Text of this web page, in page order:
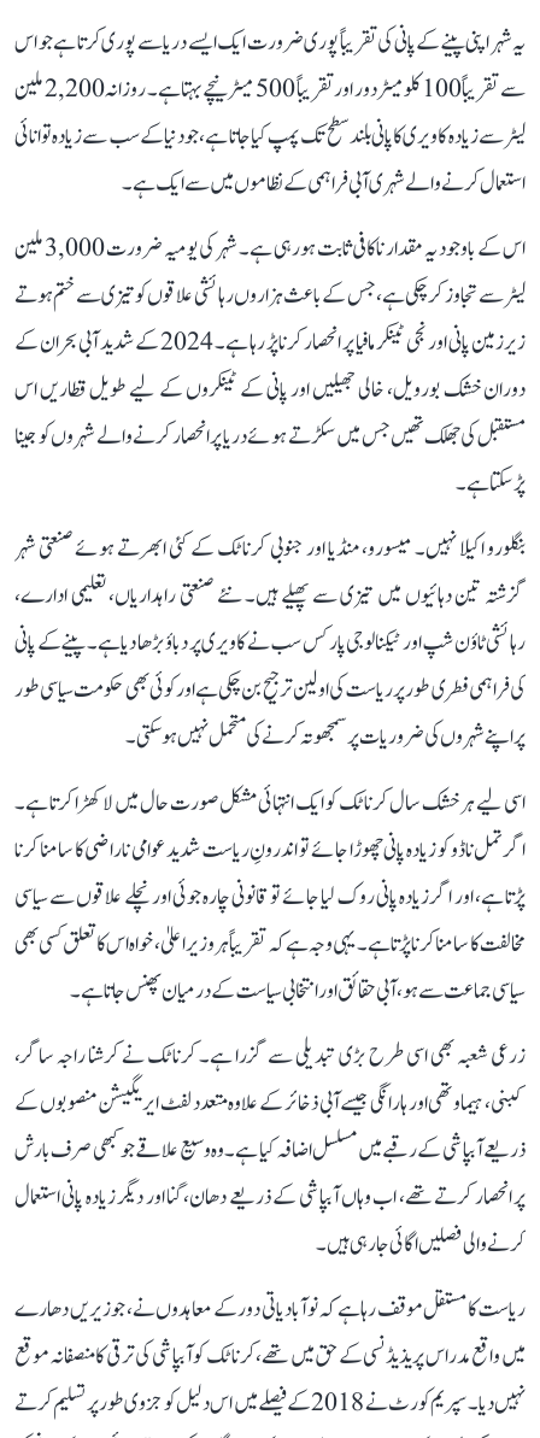
یہ شہر اپنی پینے کے پانی کی تقریباً پوری ضرورت ایک ایسے دریا سے پوری کرتا ہے جو اس
سے تقریباً 100 کلومیٹر دور اور تقریباً 500 میٹر نیچے بہتا ہے۔ روزانہ 2,200 ملین
لیٹر سے زیادہ کاویری کا پانی بلند سطح تک پمپ کیا جاتا ہے، جو دنیا کے سب سے زیادہ توانائی
استعمال کرنے والے شہری آبی فراہمی کے نظاموں میں سے ایک ہے۔
اس کے باوجود یہ مقدار ناکافی ثابت ہو رہی ہے۔ شہر کی یومیہ ضرورت 3,000 ملین
لیٹر سے تجاوز کر چکی ہے، جس کے باعث ہزاروں رہائشی علاقوں کو تیزی سے ختم ہوتے
زیرزمین پانی اور نجی ٹینکر مافیا پر انحصار کرنا پڑ رہا ہے۔ 2024 کے شدید آبی بحران کے
دوران خشک بورویل، خالی جھیلیں اور پانی کے ٹینکروں کے لیے طویل قطاریں اس
مستقبل کی جھلک تھیں جس میں سکڑتے ہوئے دریا پر انحصار کرنے والے شہروں کو جینا
پڑ سکتا ہے۔
بنگلورو اکیلا نہیں۔ میسورو، منڈیا اور جنوبی کرناٹک کے کئی ابھرتے ہوئے صنعتی شہر
گزشتہ تین دہائیوں میں تیزی سے پھیلے ہیں۔ نئے صنعتی راہداریاں، تعلیمی ادارے،
رہائشی ٹاؤن شپ اور ٹیکنالوجی پارکس سب نے کاویری پر دباؤ بڑھا دیا ہے۔ پینے کے پانی
کی فراہمی فطری طور پر ریاست کی اولین ترجیح بن چکی ہے اور کوئی بھی حکومت سیاسی طور
پر اپنے شہروں کی ضروریات پر سمجھوتہ کرنے کی متحمل نہیں ہو سکتی۔
اسی لیے ہر خشک سال کرناٹک کو ایک انتہائی مشکل صورت حال میں لا کھڑا کرتا ہے۔
اگر تمل ناڈو کو زیادہ پانی چھوڑا جائے تو اندرونِ ریاست شدید عوامی ناراضی کا سامنا کرنا
پڑتا ہے، اور اگر زیادہ پانی روک لیا جائے تو قانونی چارہ جوئی اور نچلے علاقوں سے سیاسی
مخالفت کا سامنا کرنا پڑتا ہے۔ یہی وجہ ہے کہ تقریباً ہر وزیر اعلیٰ، خواہ اس کا تعلق کسی بھی
سیاسی جماعت سے ہو، آبی حقائق اور انتخابی سیاست کے درمیان پھنس جاتا ہے۔
زرعی شعبہ بھی اسی طرح بڑی تبدیلی سے گزرا ہے۔ کرناٹک نے کرشنا راجہ ساگر،
کبنی، ہیماوتھی اور ہارانگی جیسے آبی ذخائر کے علاوہ متعدد لفٹ ایریگیشن منصوبوں کے
ذریعے آبپاشی کے رقبے میں مسلسل اضافہ کیا ہے۔ وہ وسیع علاقے جو کبھی صرف بارش
پر انحصار کرتے تھے، اب وہاں آبپاشی کے ذریعے دھان، گنا اور دیگر زیادہ پانی استعمال
کرنے والی فصلیں اگائی جا رہی ہیں۔
ریاست کا مستقل موقف رہا ہے کہ نوآبادیاتی دور کے معاہدوں نے، جو زیریں دھارے
میں واقع مدراس پریذیڈنسی کے حق میں تھے، کرناٹک کو آبپاشی کی ترقی کا منصفانہ موقع
نہیں دیا۔ سپریم کورٹ نے 2018 کے فیصلے میں اس دلیل کو جزوی طور پر تسلیم کرتے